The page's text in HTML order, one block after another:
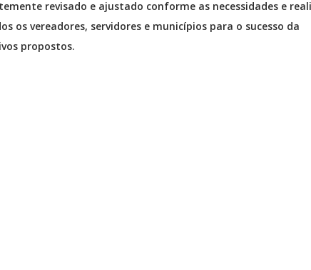
revisado e ajustado conforme as necessidades e
os vereadores, servidores e municípios para o sucesso da
propostos.